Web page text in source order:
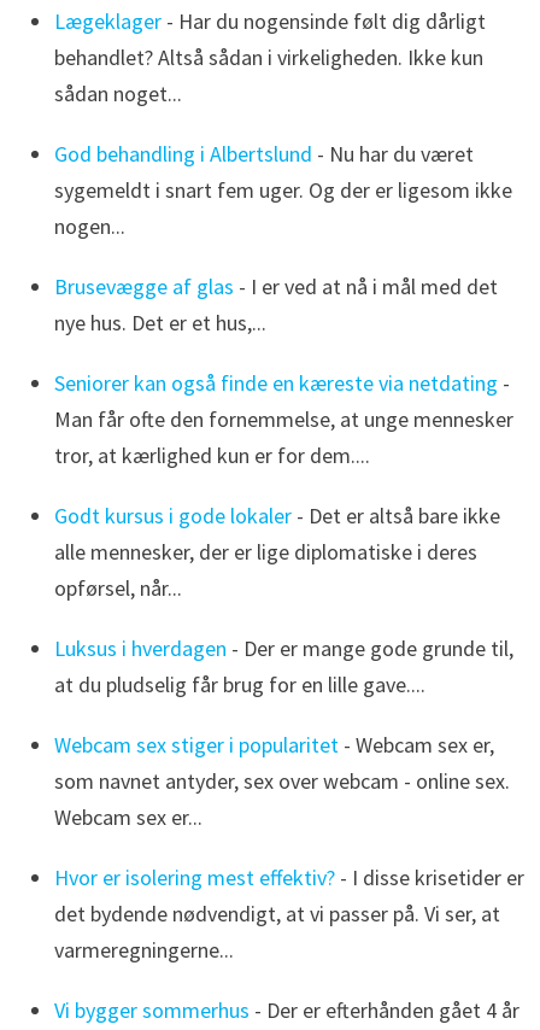
Lægeklager- Har du nogensinde følt dig dårligt
behandlet? Altså sådan i virkeligheden. Ikke kun
sådan noget...
God behandling i Albertslund - Nu har du været
sygemeldt i snart fem uger. Og der er ligesom ikke
nogen...
Brusevægge af glas - I er ved at nå i mål med det
nye hus. Det er et hus,...
Seniorer kan også finde en kæreste via netdating -
Man får ofte den fornemmelse, at unge mennesker
tror, at kærlighed kun er for dem....
Godt kursus i gode lokaler- Det er altså bare ikke
alle mennesker, der er lige diplomatiske i deres
opførsel, når...
Luksus i hverdagen - Der er mange gode grunde til,
at du pludselig får brug for en lille gave....
Webcam sex stiger i popularitet - Webcam sex er,
som navnet antyder, sex over webcam - online sex.
Webcam sex er...
Hvor er isolering mest effektiv?- I disse krisetider er
det bydende nødvendigt, at vi passer på. Vi ser, at
varmeregningerne...
Vi bygger sommerhus - Der er efterhånden gået 4 år